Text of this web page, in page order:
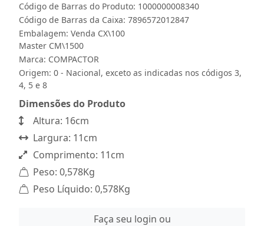
Código de Barras do Produto: 1000000008340
Código de Barras da Caixa: 7896572012847
Embalagem: Venda CX\100
Master CM\1500
Marca: COMPACTOR
Origem: 0 - Nacional, exceto as indicadas nos códigos 3,
4, 5 e 8
Dimensões do Produto
Altura: 16cm
Largura: 11cm
Comprimento: 11cm
Peso: 0,578Kg
Peso Líquido: 0,578Kg
Faça seu login ou